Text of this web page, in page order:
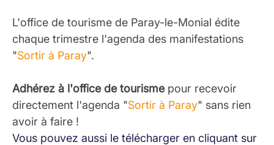
L'office de tourisme de Paray-le-Monial édite
chaque trimestre l'agenda des manifestations
"Sortir à Paray".
Adhérez à l'office de tourismepour recevoir
directement l'agenda "Sortir à Paray" sans rien
avoir à faire !
Vous pouvez aussi le télécharger en cliquant sur